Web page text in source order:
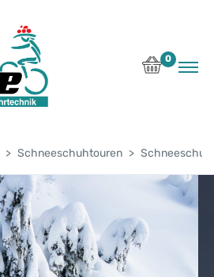
0
Schneeschuhtouren